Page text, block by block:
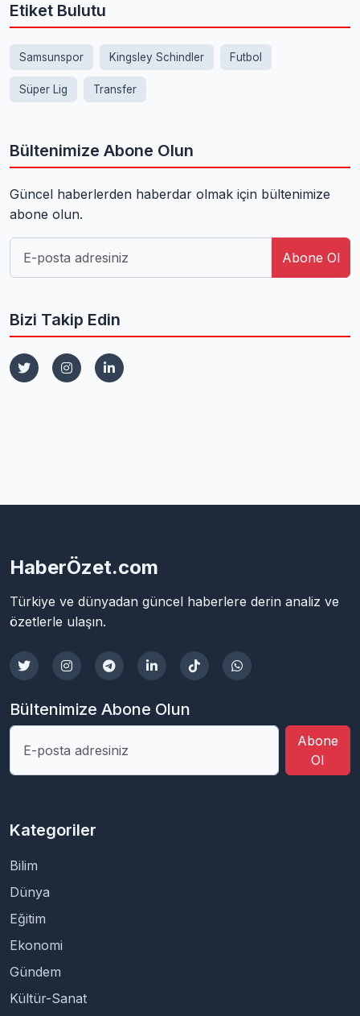
Etiket Bulutu
Samsunspor Kingsley Schindler Futbol
Süper Lig Transfer
Bültenimize Abone Olun
Güncel haberlerden haberdar olmak için bültenimize
abone olun.
Abone Ol
Bizi Takip Edin
HaberÖzet.com
Türkiye ve dünyadan güncel haberlere derin analiz ve
özetlerle ulaşın.
Bültenimize Abone Olun
Abone
Ol
Kategoriler
Bilim
Dünya
Eğitim
Ekonomi
Gündem
Kültür-Sanat